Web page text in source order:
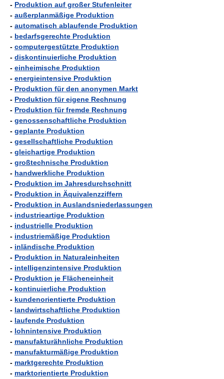
- Produktion auf großer Stufenleiter
- außerplanmäßige Produktion
- automatisch ablaufende Produktion
- bedarfsgerechte Produktion
- computergestützte Produktion
- diskontinuierliche Produktion
- einheimische Produktion
- energieintensive Produktion
- Produktion für den anonymen Markt
- Produktion für eigene Rechnung
- Produktion für fremde Rechnung
- genossenschaftliche Produktion
- geplante Produktion
- gesellschaftliche Produktion
- gleichartige Produktion
- großtechnische Produktion
- handwerkliche Produktion
- Produktion im Jahresdurchschnitt
- Produktion in Äquivalenzziffern
- Produktion in Auslandsniederlassungen
- industrieartige Produktion
- industrielle Produktion
- industriemäßige Produktion
- inländische Produktion
- Produktion in Naturaleinheiten
- intelligenzintensive Produktion
- Produktion je Flächeneinheit
- kontinuierliche Produktion
- kundenorientierte Produktion
- landwirtschaftliche Produktion
- laufende Produktion
- lohnintensive Produktion
- manufakturähnliche Produktion
- manufakturmäßige Produktion
- marktgerechte Produktion
- marktorientierte Produktion